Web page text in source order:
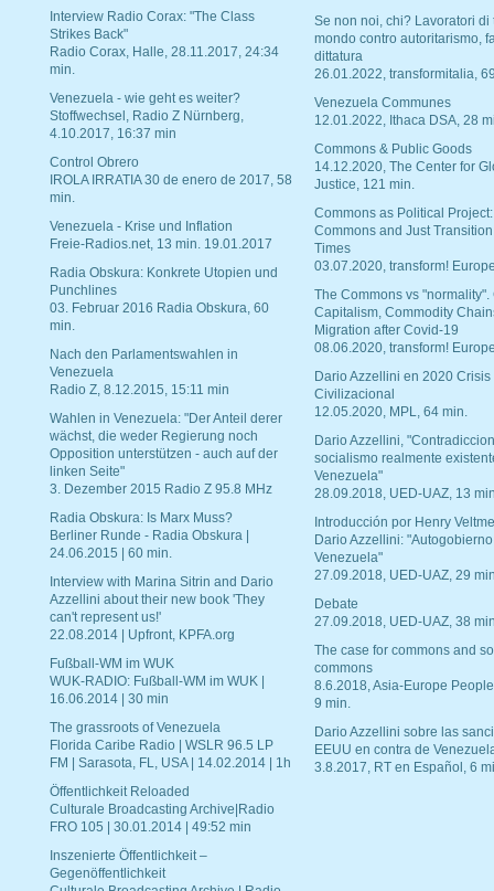
Interview Radio Corax: "The Class
Strikes Back"
Radio Corax, Halle, 28.11.2017, 24:34
min.
Venezuela - wie geht es weiter?
Stoffwechsel, Radio Z Nürnberg,
4.10.2017, 16:37 min
Control Obrero
IROLA IRRATIA 30 de enero de 2017, 58
min.
Venezuela - Krise und Inflation
Freie-Radios.net, 13 min. 19.01.2017
Radia Obskura: Konkrete Utopien und
Punchlines
03. Februar 2016 Radia Obskura, 60
min.
Nach den Parlamentswahlen in
Venezuela
Radio Z, 8.12.2015, 15:11 min
Wahlen in Venezuela: "Der Anteil derer
wächst, die weder Regierung noch
Opposition unterstützen - auch auf der
linken Seite"
3. Dezember 2015 Radio Z 95.8 MHz
Radia Obskura: Is Marx Muss?
Berliner Runde - Radia Obskura |
24.06.2015 | 60 min.
Interview with Marina Sitrin and Dario
Azzellini about their new book 'They
can't represent us!'
22.08.2014 | Upfront, KPFA.org
Fußball-WM im WUK
WUK-RADIO: Fußball-WM im WUK |
16.06.2014 | 30 min
The grassroots of Venezuela
Florida Caribe Radio | WSLR 96.5 LP
FM | Sarasota, FL, USA | 14.02.2014 | 1h
Öffentlichkeit Reloaded
Culturale Broadcasting Archive|Radio
FRO 105 | 30.01.2014 | 49:52 min
Inszenierte Öffentlichkeit –
Gegenöffentlichkeit
Se non noi, chi? Lavoratori di
mondo contro autoritarismo,
dittatura
26.01.2022, transformitalia,
Venezuela Communes
12.01.2022, Ithaca DSA, 28
Commons & Public Goods
14.12.2020, The Center for
Justice, 121 min.
Commons as Political Project:
Commons and Just
Times
03.07.2020, transform!
The Commons vs "normality".
Capitalism, Commodity
Migration after Covid-19
08.06.2020, transform!
Dario Azzellini en 2020 Crisis
Civilizacional
12.05.2020, MPL, 64 min.
Dario Azzellini,
socialismo realmente
Venezuela"
28.09.2018, UED-UAZ, 13
Introducción por Henry
Dario Azzellini:
Venezuela"
27.09.2018, UED-UAZ, 29
Debate
27.09.2018, UED-UAZ, 38
The case for commons and
commons
8.6.2018, Asia-Europe
9 min.
Dario Azzellini sobre las
EEUU en contra de
3.8.2017, RT en Español, 6